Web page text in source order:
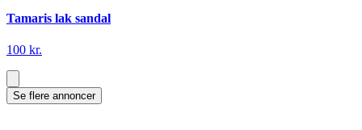
Tamaris lak sandal
100 kr.
Se flere annoncer